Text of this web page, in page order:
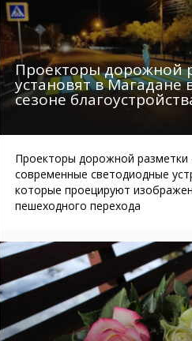
Проекторы дорожной
установят в Магадане
сезоне
Проекторы дорожной
современные светодиодные
которые проецируют
пешеходного перехода